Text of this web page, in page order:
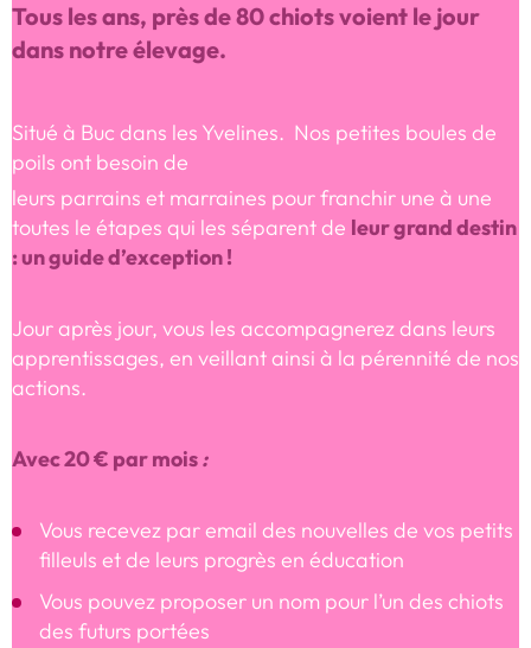
Tous les ans, près de 80 chiots voient le jour
dans notre élevage.
Situé à Buc dans les Yvelines. Nos petites boules de
poils ont besoin de
leurs parrains et marraines pour franchir une à une
toutes le étapes qui les séparent de leur grand destin
: un guide d’exception !
Jour après jour, vous les accompagnerez dans leurs
apprentissages, en veillant ainsi à la pérennité de nos
actions.
Avec 20 € par mois:
Vous recevez par email des nouvelles de vos petits
filleuls et de leurs progrès en éducation
Vous pouvez proposer un nom pour l’un des chiots
des futurs portées